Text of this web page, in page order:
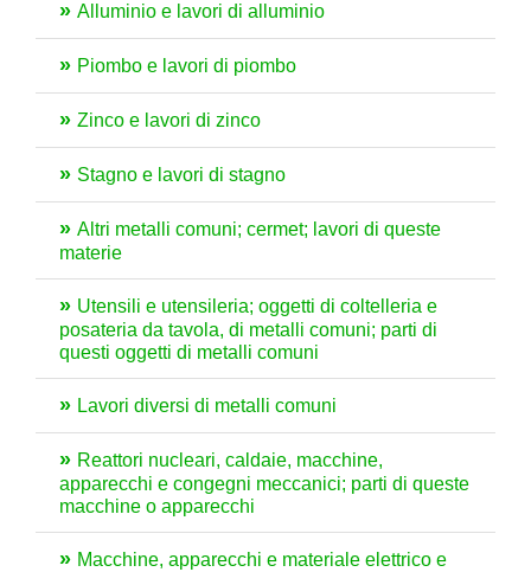
Alluminio e lavori di alluminio
Piombo e lavori di piombo
Zinco e lavori di zinco
Stagno e lavori di stagno
Altri metalli comuni; cermet; lavori di queste
materie
Utensili e utensileria; oggetti di coltelleria e
posateria da tavola, di metalli comuni; parti di
questi oggetti di metalli comuni
Lavori diversi di metalli comuni
Reattori nucleari, caldaie, macchine,
apparecchi e congegni meccanici; parti di queste
macchine o apparecchi
Macchine, apparecchi e materiale elettrico e